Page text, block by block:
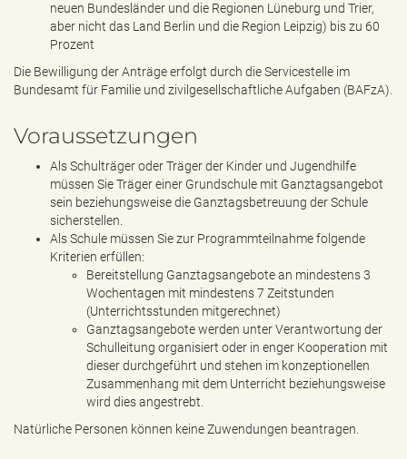
neuen Bundesländer und die Regionen Lüneburg und Trier,
aber nicht das Land Berlin und die Region Leipzig) bis zu 60
Prozent
Die Bewilligung der Anträge erfolgt durch die Servicestelle im
Bundesamt für Familie und zivilgesellschaftliche Aufgaben (BAFzA).
Voraussetzungen
Als Schulträger oder Träger der Kinder und Jugendhilfe
müssen Sie Träger einer Grundschule mit Ganztagsangebot
sein beziehungsweise die Ganztagsbetreuung der Schule
sicherstellen.
Als Schule müssen Sie zur Programmteilnahme folgende
Kriterien erfüllen:
Bereitstellung Ganztagsangebote an mindestens 3
Wochentagen mit mindestens 7 Zeitstunden
(Unterrichtsstunden mitgerechnet)
Ganztagsangebote werden unter Verantwortung der
Schulleitung organisiert oder in enger Kooperation mit
dieser durchgeführt und stehen im konzeptionellen
Zusammenhang mit dem Unterricht beziehungsweise
wird dies angestrebt.
Natürliche Personen können keine Zuwendungen beantragen.